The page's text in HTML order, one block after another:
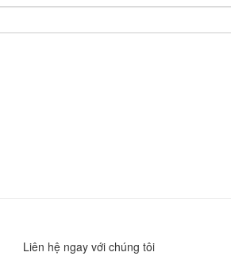
Liên hệ ngay với chúng tôi